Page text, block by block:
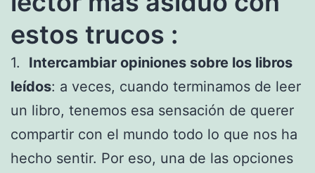
estos trucos :
1. Intercambiar opiniones sobre los libros
leídos: a veces, cuando terminamos de leer
un libro, tenemos esa sensación de querer
compartir con el mundo todo lo que nos ha
hecho sentir. Por eso, una de las opciones